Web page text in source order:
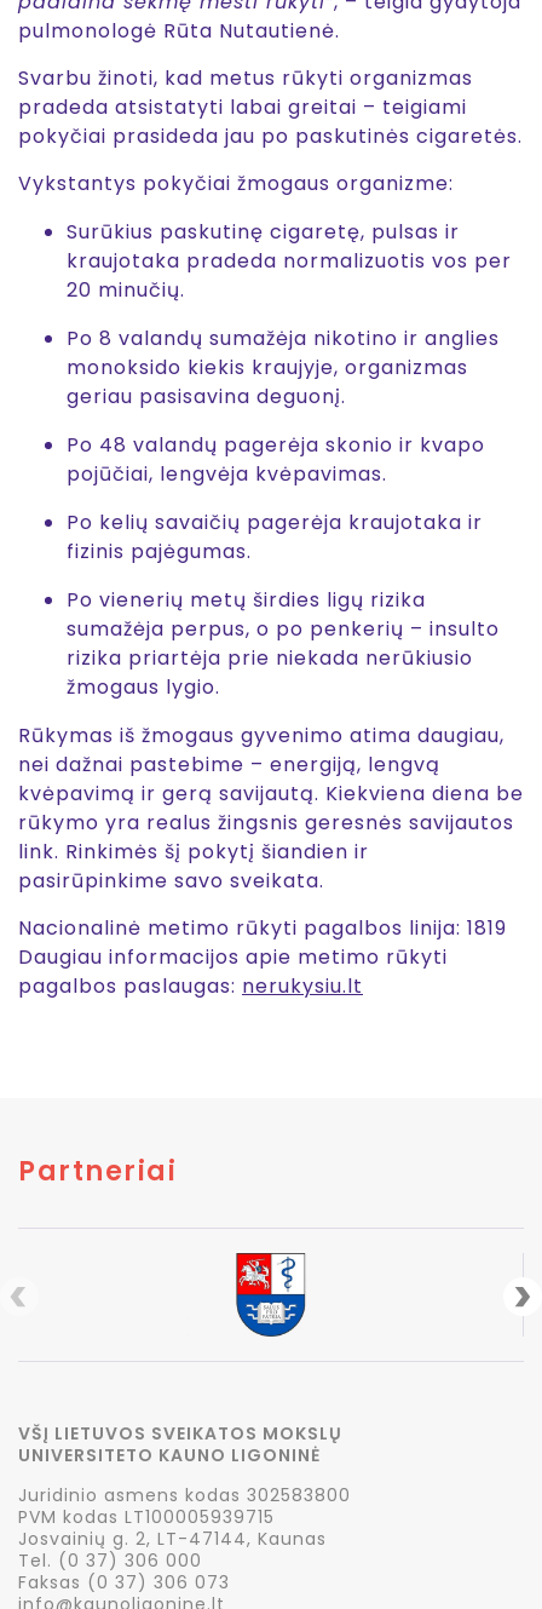
pulmonologė Rūta Nutautienė.
Svarbu žinoti, kad metus rūkyti organizmas
pradeda atsistatyti labai greitai – teigiami
pokyčiai prasideda jau po paskutinės cigaretės.
Vykstantys pokyčiai žmogaus organizme:
Surūkius paskutinę cigaretę, pulsas ir
kraujotaka pradeda normalizuotis vos per
20 minučių.
Po 8 valandų sumažėja nikotino ir anglies
monoksido kiekis kraujyje, organizmas
geriau pasisavina deguonį.
Po 48 valandų pagerėja skonio ir kvapo
pojūčiai, lengvėja kvėpavimas.
Po kelių savaičių pagerėja kraujotaka ir
fizinis pajėgumas.
Po vienerių metų širdies ligų rizika
sumažėja perpus, o po penkerių – insulto
rizika priartėja prie niekada nerūkiusio
žmogaus lygio.
Rūkymas iš žmogaus gyvenimo atima daugiau,
nei dažnai pastebime – energiją, lengvą
kvėpavimą ir gerą savijautą. Kiekviena diena be
rūkymo yra realus žingsnis geresnės savijautos
link. Rinkimės šį pokytį šiandien ir
pasirūpinkime savo sveikata.
Nacionalinė metimo rūkyti pagalbos linija: 1819
Daugiau informacijos apie metimo rūkyti
pagalbos paslaugas: nerukysiu.lt
Partneriai
VŠĮ LIETUVOS SVEIKATOS MOKSLŲ
UNIVERSITETO KAUNO LIGONINĖ
Juridinio asmens kodas 302583800
PVM kodas LT100005939715
Josvainių g. 2, LT-47144, Kaunas
Tel. (0 37) 306 000
Faksas (0 37) 306 073
info@kaunoligonine.lt